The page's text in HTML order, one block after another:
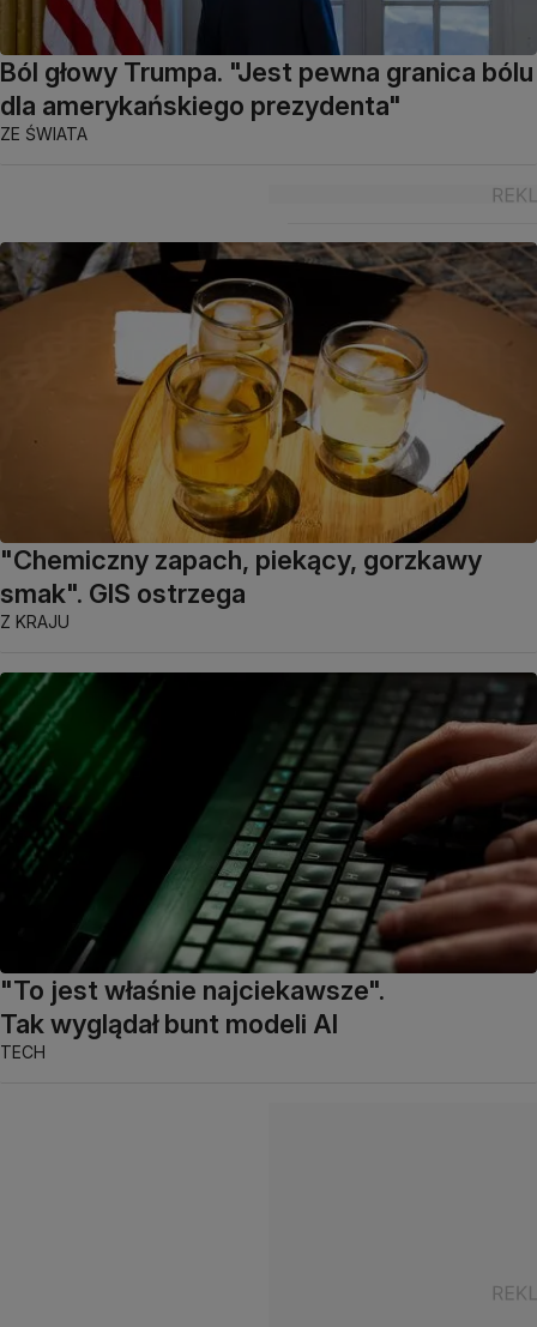
Ból głowy Trumpa. "Jest pewna granica bólu
dla amerykańskiego prezydenta"
ZE ŚWIATA
"Chemiczny zapach, piekący, gorzkawy
smak". GIS ostrzega
Z KRAJU
"To jest właśnie najciekawsze".
Tak wyglądał bunt modeli AI
TECH